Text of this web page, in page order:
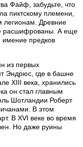
Файф, забудьте, что
пиктскому племени,
легионам. Древние
расшифрованы. А еще
имение предков
из первых
Эндрюс, где в башне
XIII века, хранились
он стал главным
Шотландии Роберт
В этом
В XVI веке во время
Но даже руины